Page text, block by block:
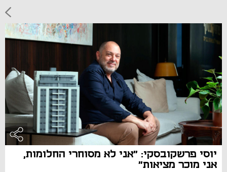
יוסי פרשקובסקי: "אני לא מסוחרי החלומות,
אני מוכר מציאות"